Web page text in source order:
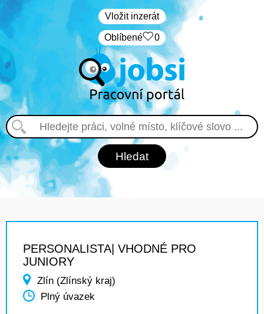
Vložit inzerát
Oblíbené 0
PERSONALISTA| VHODNÉ PRO
JUNIORY
Zlín (Zlínský kraj)
Plný úvazek